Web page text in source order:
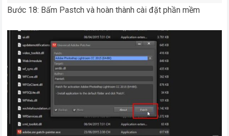
Bước 18: Bấm Pastch và hoàn thành cài đặt phần mềm